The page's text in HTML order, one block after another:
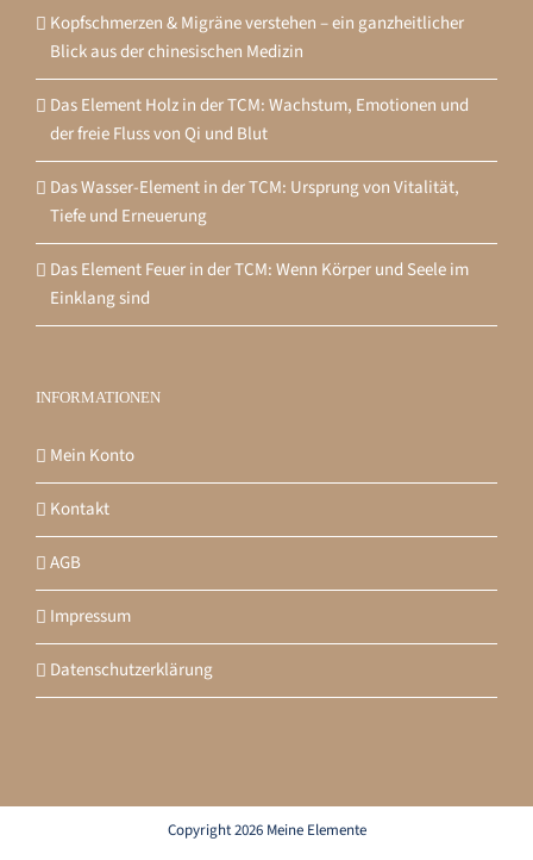
Kopfschmerzen & Migräne verstehen – ein ganzheitlicher
Blick aus der chinesischen Medizin
Das Element Holz in der TCM: Wachstum, Emotionen und
der freie Fluss von Qi und Blut
Das Wasser-Element in der TCM: Ursprung von Vitalität,
Tiefe und Erneuerung
Das Element Feuer in der TCM: Wenn Körper und Seele im
Einklang sind
INFORMATIONEN
Mein Konto
Kontakt
AGB
Impressum
Datenschutzerklärung
Copyright 2026 Meine Elemente